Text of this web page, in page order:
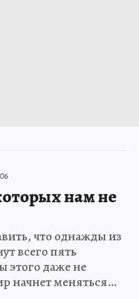
нам не
что однажды из
всего пять
этого даже не
начнет меняться…